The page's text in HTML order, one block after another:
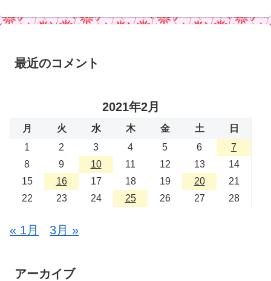
最近のコメント
2021年2月
月 火 水 木 金 土
日
1
2 3 4 5 6
7
8
9 10 11 12 13
14
15
16 17 18 19 20
21
22
23 24 25 26 27 28
« 1月 3月 »
アーカイブ